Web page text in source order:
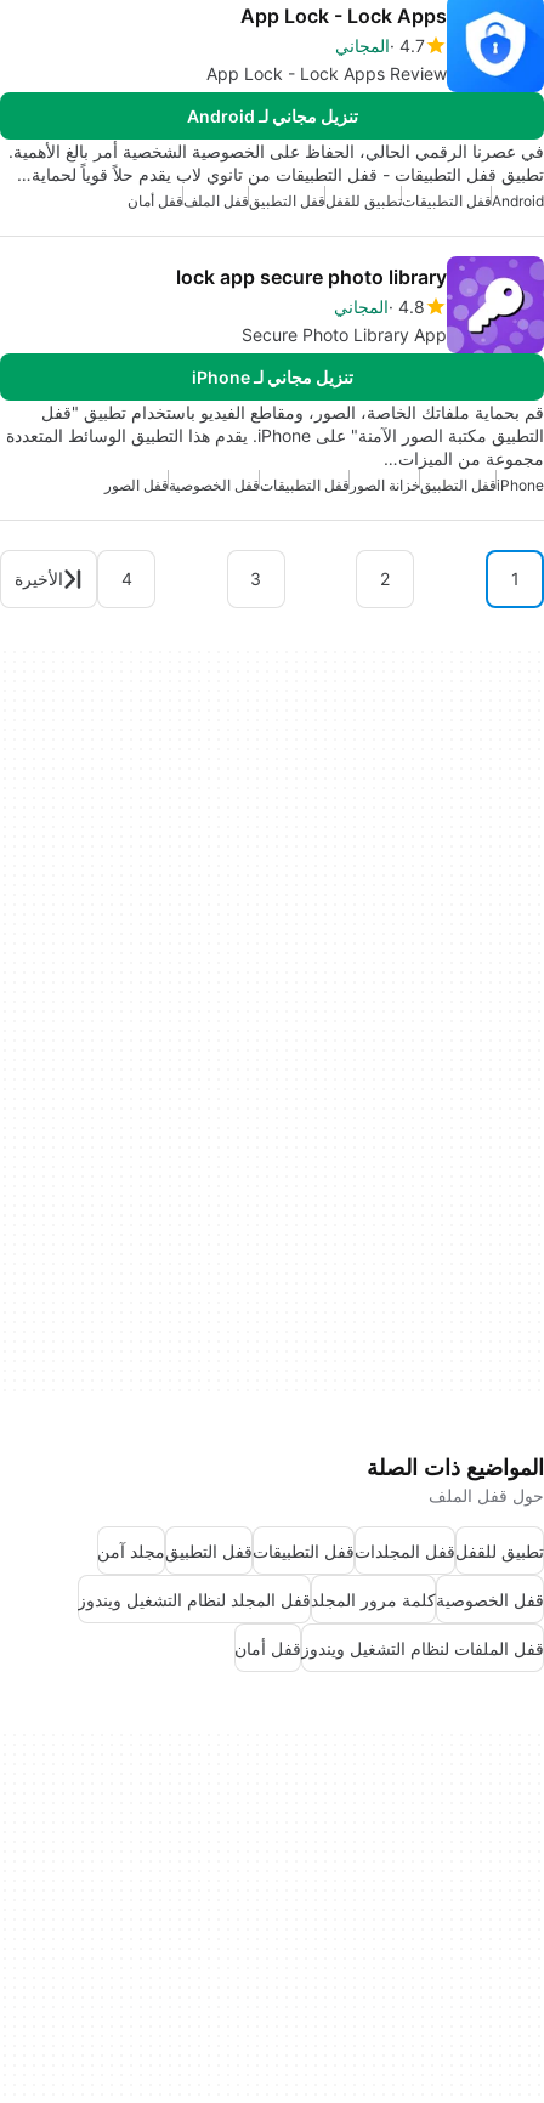
App Lock - Lock Apps
4.7 المجاني
App Lock - Lock Apps Review
تنزيل مجاني لـ Android
في عصرنا الرقمي الحالي، الحفاظ على الخصوصية الشخصية أمر بالغ الأهمية.
تطبيق قفل التطبيقات - قفل التطبيقات من تانوي لاب يقدم حلاً قوياً لحماية…
Androidقفل التطبيقاتتطبيق للقفلقفل التطبيققفل الملفقفل أمان
lock app secure photo library
4.8 المجاني
Secure Photo Library App
تنزيل مجاني لـ iPhone
قم بحماية ملفاتك الخاصة، الصور، ومقاطع الفيديو باستخدام تطبيق "قفل
التطبيق مكتبة الصور الآمنة" على iPhone. يقدم هذا التطبيق الوسائط المتعددة
مجموعة من الميزات…
iPhoneقفل التطبيقخزانة الصور قفل التطبيقاتقفل الخصوصيةقفل الصور
1
2
3
4 الأخيرة
المواضيع ذات الصلة
حول قفل الملف
تطبيق للقفلقفل المجلداتقفل التطبيقاتقفل التطبيقمجلد آمن
قفل الخصوصيةكلمة مرور المجلدقفل المجلد لنظام التشغيل ويندوز
قفل الملفات لنظام التشغيل ويندوز قفل أمان